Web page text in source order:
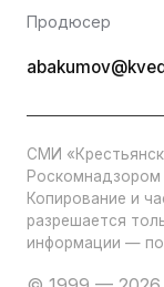
Продюсер
СМИ
Копирование и
разрешается
информации —